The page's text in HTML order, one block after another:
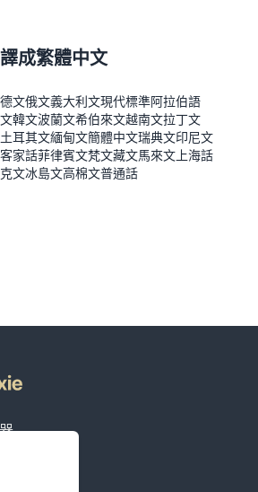
成繁體中文
德文俄文義大利文現代標準阿拉伯語
韓文波蘭文希伯來文越南文拉丁文
土耳其文緬甸文簡體中文瑞典文印尼文
客家話菲律賓文梵文藏文馬來文 上海話
文冰島文高棉文普通話